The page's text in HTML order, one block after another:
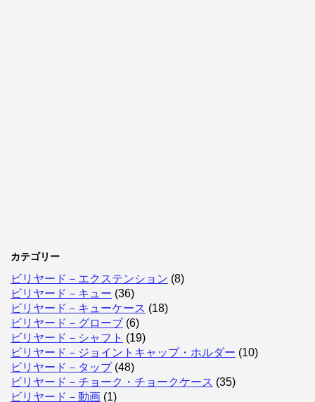
カテゴリー
ビリヤード－エクステンション (8)
ビリヤード－キュー (36)
ビリヤード－キューケース (18)
ビリヤード－グローブ (6)
ビリヤード－シャフト (19)
ビリヤード－ジョイントキャップ・ホルダー (10)
ビリヤード－タップ(48)
ビリヤード－チョーク・チョークケース (35)
ビリヤード－動画 (1)